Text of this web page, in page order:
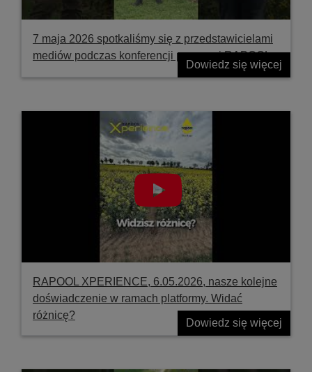
7 maja 2026 spotkaliśmy się z przedstawicielami
mediów podczas konferencji prasowej RAPOOL
Dowiedz się więcej
RAPOOL XPERIENCE, 6.05.2026, nasze kolejne
doświadczenie w ramach platformy. Widać
różnicę?
Dowiedz się więcej